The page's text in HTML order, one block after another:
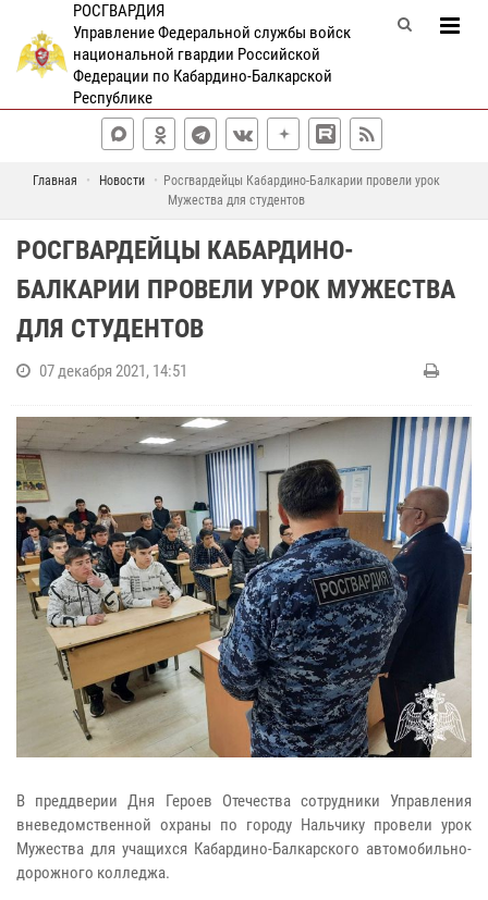
РОСГВАРДИЯ
Управление Федеральной службы войск
национальной гвардии Российской
Федерации по Кабардино-Балкарской
Республике
Главная Новости
Росгвардейцы Кабардино-Балкарии провели урок
Мужества для студентов
РОСГВАРДЕЙЦЫ КАБАРДИНО-
БАЛКАРИИ ПРОВЕЛИ УРОК МУЖЕСТВА
ДЛЯ СТУДЕНТОВ
07 декабря 2021, 14:51
В преддверии Дня Героев Отечества сотрудники Управления
вневедомственной охраны по городу Нальчику провели урок
Мужества для учащихся Кабардино-Балкарского автомобильно-
дорожного колледжа.